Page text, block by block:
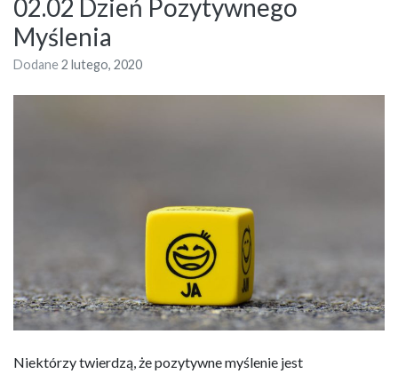
02.02 Dzień Pozytywnego
Myślenia
Dodane2 lutego, 2020
Niektórzy twierdzą, że pozytywne myślenie jest